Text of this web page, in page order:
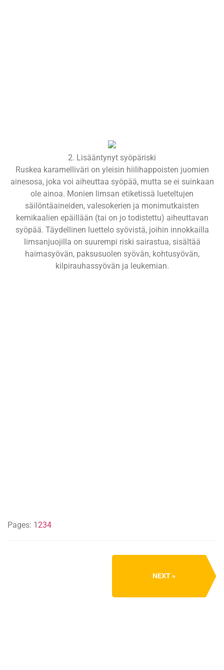
2. Lisääntynyt syöpäriski
Ruskea karamelliväri on yleisin hiilihappoisten juomien
ainesosa, joka voi aiheuttaa syöpää, mutta se ei suinkaan
ole ainoa. Monien limsan etiketissä lueteltujen
säilöntäaineiden, valesokerien ja monimutkaisten
kemikaalien epäillään (tai on jo todistettu) aiheuttavan
syöpää. Täydellinen luettelo syövistä, joihin innokkailla
limsanjuojilla on suurempi riski sairastua, sisältää
haimasyövän, paksusuolen syövän, kohtusyövän,
kilpirauhassyövän ja leukemian.
Pages: 1 234
NEXT